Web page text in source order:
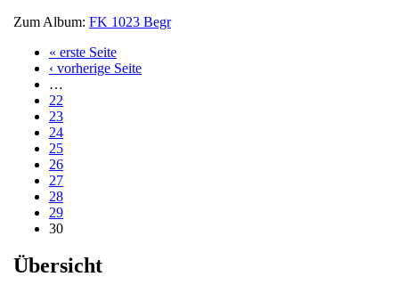
Zum Album: FK 1023 Begr
Seiten« erste Seite
‹ vorherige Seite
…
22
23
24
25
26
27
28
29
30
Übersicht